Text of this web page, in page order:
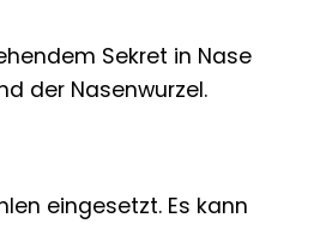
Sekret in Nase
der Nasenwurzel.
eingesetzt. Es kann